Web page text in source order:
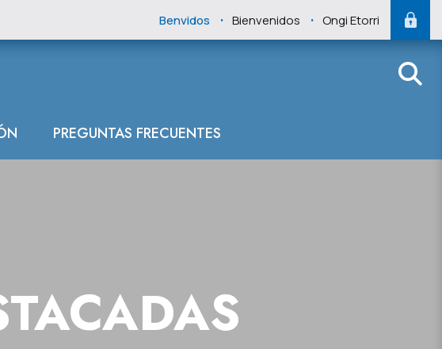
Benvidos . Bienvenidos . Ongi Etorri
PREGUNTAS FRECUENTES